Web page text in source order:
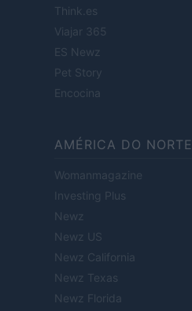
Think.es
Viajar 365
ES Newz
Pet Story
Encocina
AMÉRICA DO NORTE
Womanmagazine
Investing Plus
Newz
Newz US
Newz California
Newz Texas
Newz Florida